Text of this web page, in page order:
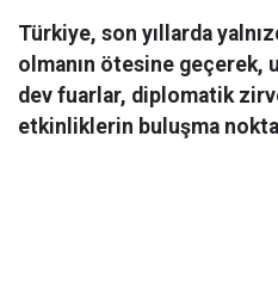
Türkiye, son yıllarda
olmanın ötesine geçerek,
dev fuarlar, diplomatik
etkinliklerin buluşma